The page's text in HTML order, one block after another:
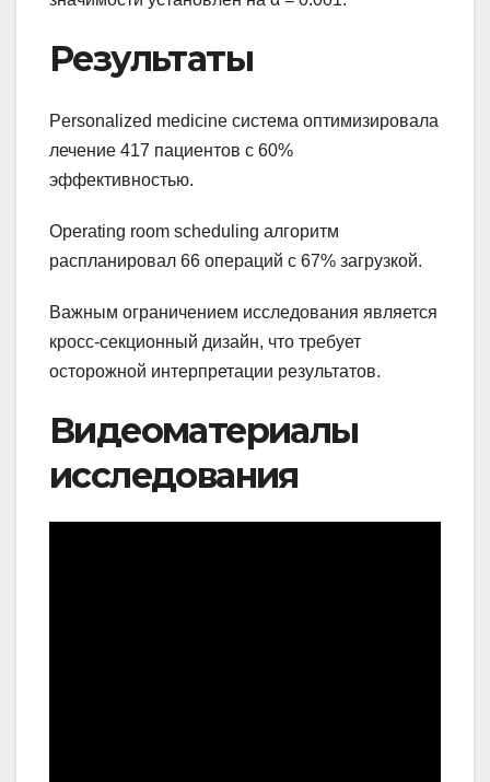
Результаты
Personalized medicine система оптимизировала
лечение 417 пациентов с 60%
эффективностью.
Operating room scheduling алгоритм
распланировал 66 операций с 67% загрузкой.
Важным ограничением исследования является
кросс-секционный дизайн, что требует
осторожной интерпретации результатов.
Видеоматериалы
исследования